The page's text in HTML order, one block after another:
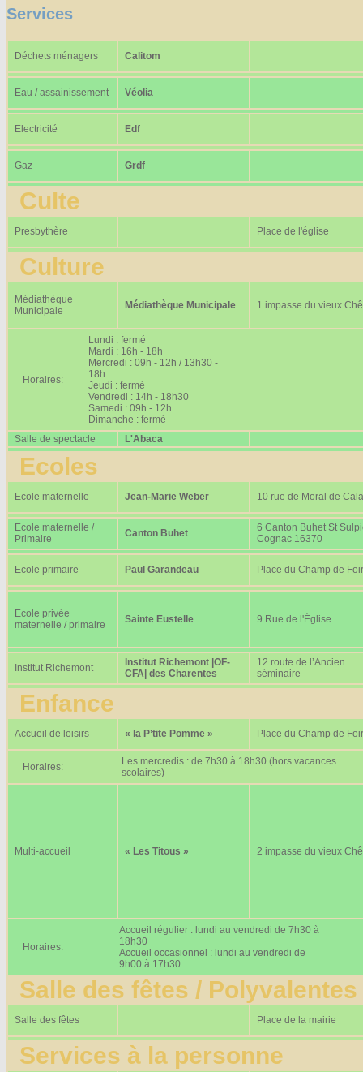
Services
Déchets ménagers Calitom
Eau / assainissement Véolia
Electricité Edf
Gaz Grdf
Culte
Presbythère Place de l'église
Culture
Médiathèque
Municipale
Médiathèque Municipale 1 impasse du vieux
Horaires:
Lundi : fermé
Mardi : 16h - 18h
Mercredi : 09h - 12h / 13h30 -
18h
Jeudi : fermé
Vendredi : 14h - 18h30
Samedi : 09h - 12h
Dimanche : fermé
Salle de spectacle
L'Abaca
Ecoles
Ecole maternelle Jean-Marie Weber 10 rue de Moral de
Ecole maternelle /
Primaire
Canton Buhet
6 Canton Buhet St
Cognac 16370
Ecole primaire Paul Garandeau Place du Champ de
Ecole privée
maternelle / primaire
Sainte Eustelle 9 Rue de l'Église
Institut Richemont
Institut Richemont |OF-
CFA| des Charentes
12 route de l’Ancien
séminaire
Enfance
Accueil de loisirs « la P’tite Pomme » Place du Champ de
Horaires:
Les mercredis : de 7h30 à 18h30 (hors vacances
scolaires)
Multi-accueil « Les Titous » 2 impasse du vieux
Horaires:
Accueil régulier : lundi au vendredi de 7h30 à
18h30
Accueil occasionnel : lundi au vendredi de
9h00 à 17h30
Salle des fêtes / Polyvalentes
Salle des fêtes Place de la mairie
Services à la personne